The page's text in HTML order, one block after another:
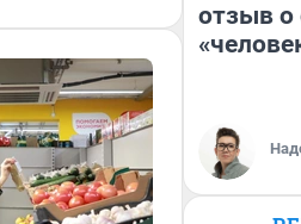
отзыв